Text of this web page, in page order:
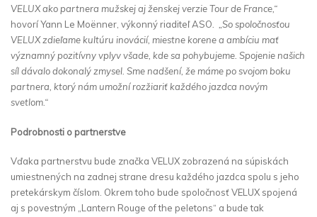
VELUX ako partnera mužskej aj ženskej verzie Tour de France,“
hovorí Yann Le Moënner, výkonný riaditeľ ASO . „So spoločnosťou
VELUX zdieľame kultúru inovácií, miestne korene a ambíciu mať
významný pozitívny vplyv všade, kde sa pohybujeme. Spojenie našich
síl dávalo dokonalý zmysel. Sme nadšení, že máme po svojom boku
partnera, ktorý nám umožní rozžiariť každého jazdca novým
svetlom.“
Podrobnosti o partnerstve
Vďaka partnerstvu bude značka VELUX zobrazená na súpiskách
umiestnených na zadnej strane dresu každého jazdca spolu s jeho
pretekárskym číslom. Okrem toho bude spoločnosť VELUX spojená
aj s povestným „Lantern Rouge of the peletons“ a bude tak